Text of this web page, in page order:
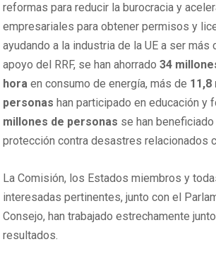
reformas para reducir la burocracia y
empresariales para obtener permisos y
ayudando a la industria de la UE a ser más
apoyo del RRF, se han ahorrado34
hora en consumo de energía, más de 11,8
personas han participado en educación y
millones de personas se han
protección contra desastres relacionados
La Comisión, los Estados miembros y
interesadas pertinentes, junto con el
Consejo, han trabajado estrechamente
resultados.